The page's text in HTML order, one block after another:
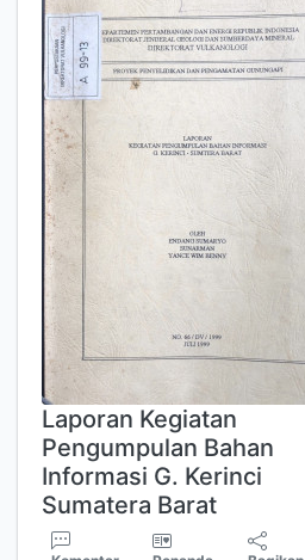
Laporan Kegiatan
Pengumpulan Bahan
Informasi G. Kerinci
Sumatera Barat